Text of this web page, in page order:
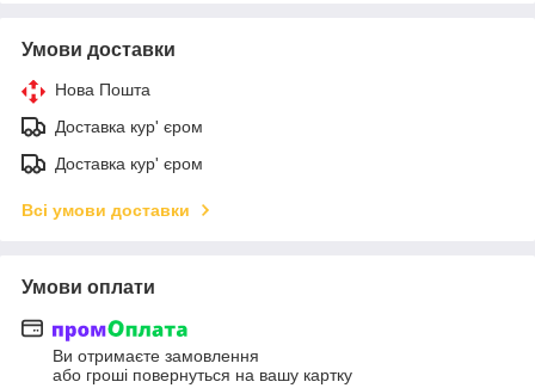
Умови доставки
Нова Пошта
Доставка кур' єром
Доставка кур' єром
Всі умови доставки
Умови оплати
Ви отримаєте замовлення
або гроші повернуться на вашу картку